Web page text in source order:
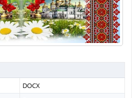
DOCX